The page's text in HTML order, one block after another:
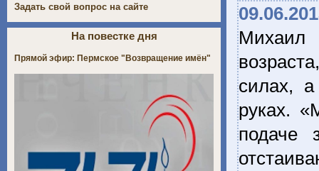
Михаил
силах,
руках.
подаче
Задать свой вопрос на сайте
На повестке дня
Прямой эфир: Пермское "Возвращение имён"